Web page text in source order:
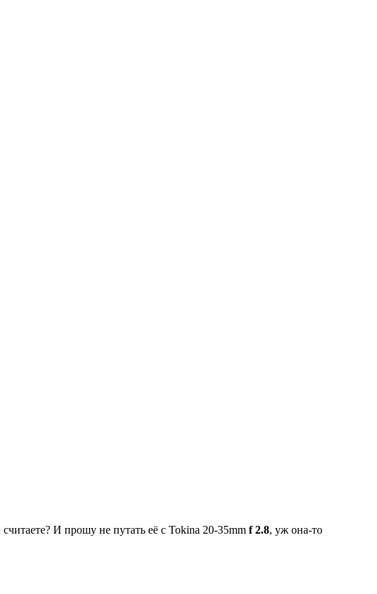
И прошу не путать её с Tokina 20-35mm f 2.8, уж она-то